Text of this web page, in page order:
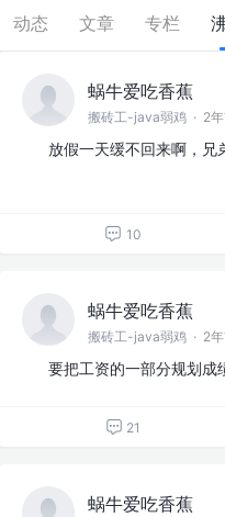
动态 文章 专栏
蜗牛爱吃香蕉
搬砖工-java弱鸡 · 2
放假一天缓不回来啊，兄
10
蜗牛爱吃香蕉
搬砖工-java弱鸡 · 2
要把工资的一部分规划成
21
蜗牛爱吃香蕉